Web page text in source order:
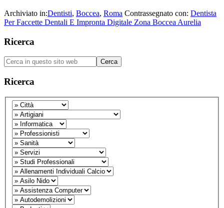
Archiviato in:Dentisti, Boccea, Roma Contrassegnato con: Dentista
Per Faccette Dentali E Impronta Digitale Zona Boccea Aurelia
Barra
laterale
primaria
Ricerca
Cerca
in
questo
sito
web
Ricerca